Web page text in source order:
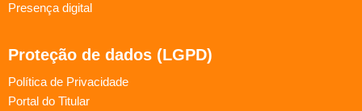
Presença digital
Proteção de dados (LGPD)
Política de Privacidade
Portal do Titular